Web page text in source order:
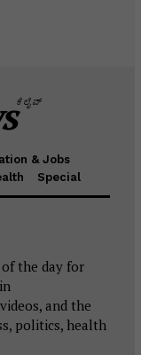
ಕೆಲೈವ್
& Jobs
Special
the day for
and the
politics, health